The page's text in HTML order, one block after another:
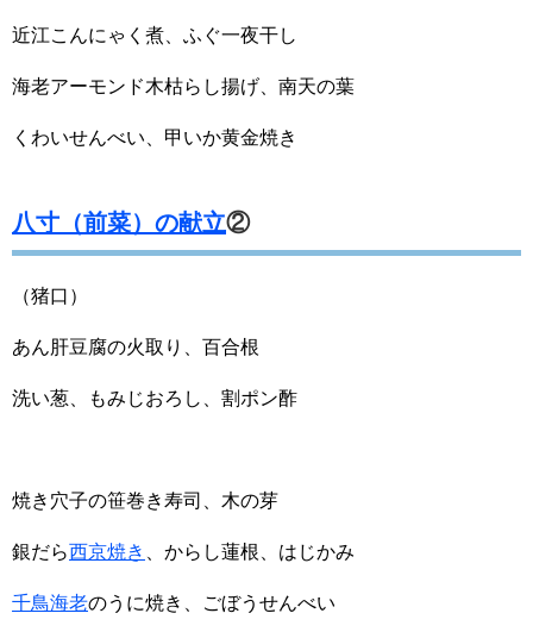
近江こんにゃく煮、ふぐ一夜干し
海老アーモンド木枯らし揚げ、南天の葉
くわいせんべい、甲いか黄金焼き
八寸（前菜）の献立②
（猪口）
あん肝豆腐の火取り、百合根
洗い葱、もみじおろし、割ポン酢
焼き穴子の笹巻き寿司、木の芽
銀だら西京焼き 、からし蓮根、はじかみ
千鳥海老のうに焼き、ごぼうせんべい